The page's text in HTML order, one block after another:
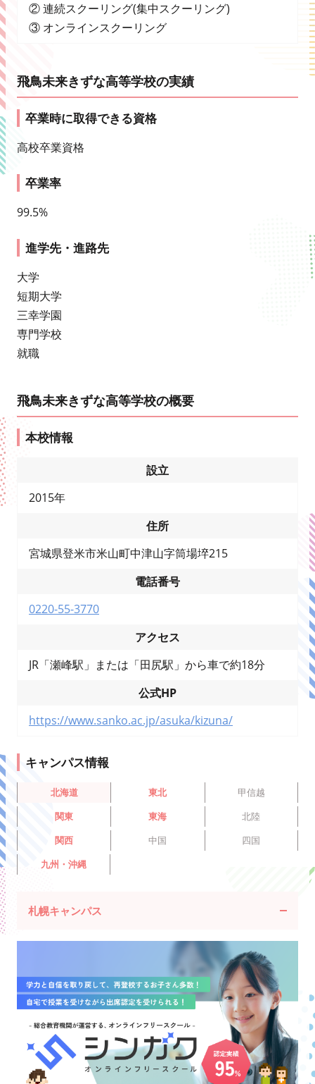
② 連続スクーリング(集中スクーリング)
③ オンラインスクーリング
飛鳥未来きずな高等学校の実績
卒業時に取得できる資格
高校卒業資格
卒業率
99.5%
進学先・進路先
大学
短期大学
三幸学園
専門学校
就職
飛鳥未来きずな高等学校の概要
本校情報
設立
2015年
住所
宮城県登米市米山町中津山字筒場埣215
電話番号
0220-55-3770
アクセス
JR「瀬峰駅」または「田尻駅」から車で約18分
公式HP
https://www.sanko.ac.jp/asuka/kizuna/
キャンパス情報
北海道 東北
甲信越
関東
東海
北陸
関西
中国
四国
九州・沖縄
札幌キャンパス
住所
北海道札幌市中央区南1条西9丁
電話番号 011-221-5631
https://www.sanko.ac.jp/asuk
a/kizuna/sapporo/